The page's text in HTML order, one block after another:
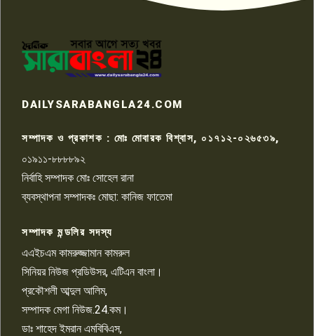
৭
কেটে ঘরে ঢুকে স্কুল শিক্ষিকাকে হত্যা
টয়লেটের ট্যাংকি থেকে লাশ উদ্ধার
রাজশাহীতে সন্ত্রাসী হামলায় গুরুতর
৯
চাঁদাবাজি ও হয়রানির অভিযোগ
১০
DAILYSARABANGLA24.COM
সম্পাদক ও প্রকাশক : মোঃ মোবারক বিশ্বাস, ০১৭১২-০২৬৫৩৯,
০১৯১১-৮৮৮৮৯২
নির্বাহি সম্পাদক মোঃ সোহেল রানা
ব্যবস্থাপনা সম্পাদকঃ মোছা: কানিজ ফাতেমা
সম্পাদক মন্ডলির সদস্য
এএইচএম কামরুজ্জামান কামরুল
সিনিয়র নিউজ প্রডিউসর, এটিএন বাংলা।
প্রকৌশলী আব্দুল আলিম,
সম্পাদক মেগা নিউজ.24.কম।
ডাঃ শাহেদ ইমরান এমবিবিএস,